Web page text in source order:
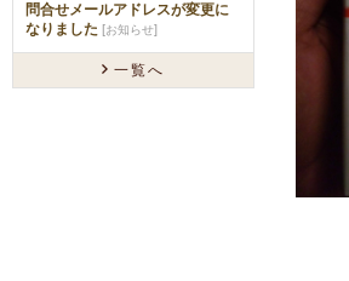
問合せメールアドレスが変更に
なりました [お知らせ]
一覧へ